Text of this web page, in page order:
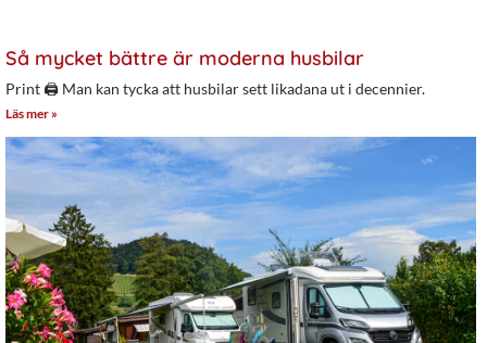
Så mycket bättre är moderna husbilar
Print 🖨 Man kan tycka att husbilar sett likadana ut i decennier.
Läs mer »